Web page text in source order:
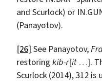
and Scurlock) or
(Panayotov).
[26] See Panayotov,
restoringkib-r[it …].
Scurlock (2014), 312